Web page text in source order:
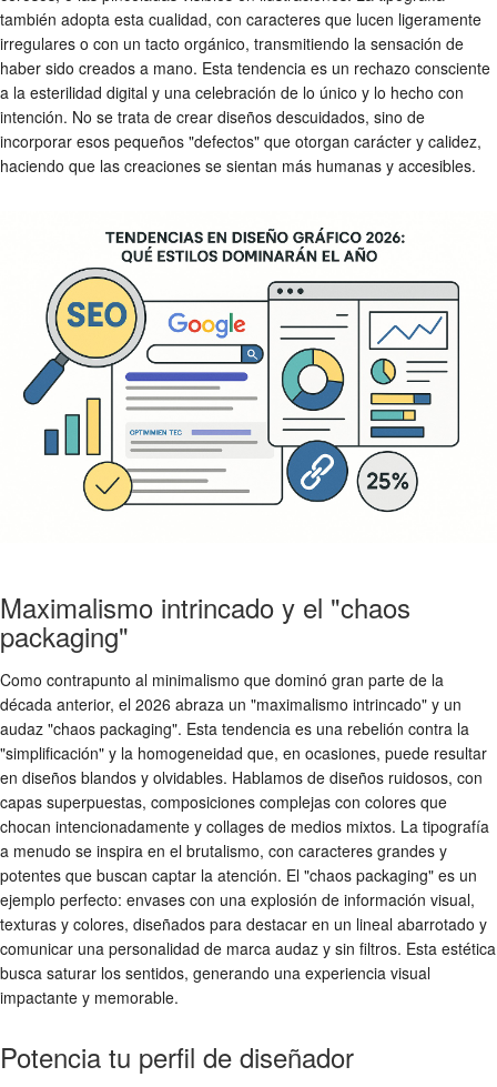
también adopta esta cualidad, con caracteres que lucen ligeramente
irregulares o con un tacto orgánico, transmitiendo la sensación de
haber sido creados a mano. Esta tendencia es un rechazo consciente
a la esterilidad digital y una celebración de lo único y lo hecho con
intención. No se trata de crear diseños descuidados, sino de
incorporar esos pequeños "defectos" que otorgan carácter y calidez,
haciendo que las creaciones se sientan más humanas y accesibles.
Maximalismo intrincado y el "chaos
packaging"
Como contrapunto al minimalismo que dominó gran parte de la
década anterior, el 2026 abraza un "maximalismo intrincado" y un
audaz "chaos packaging". Esta tendencia es una rebelión contra la
"simplificación" y la homogeneidad que, en ocasiones, puede resultar
en diseños blandos y olvidables. Hablamos de diseños ruidosos, con
capas superpuestas, composiciones complejas con colores que
chocan intencionadamente y collages de medios mixtos. La tipografía
a menudo se inspira en el brutalismo, con caracteres grandes y
potentes que buscan captar la atención. El "chaos packaging" es un
ejemplo perfecto: envases con una explosión de información visual,
texturas y colores, diseñados para destacar en un lineal abarrotado y
comunicar una personalidad de marca audaz y sin filtros. Esta estética
busca saturar los sentidos, generando una experiencia visual
impactante y memorable.
Potencia tu perfil de diseñador